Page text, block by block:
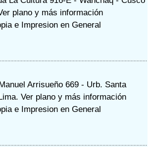
plano y más información
e Impresion en General
Arrisueño 669 - Urb. Santa
Ver plano y más información
e Impresion en General